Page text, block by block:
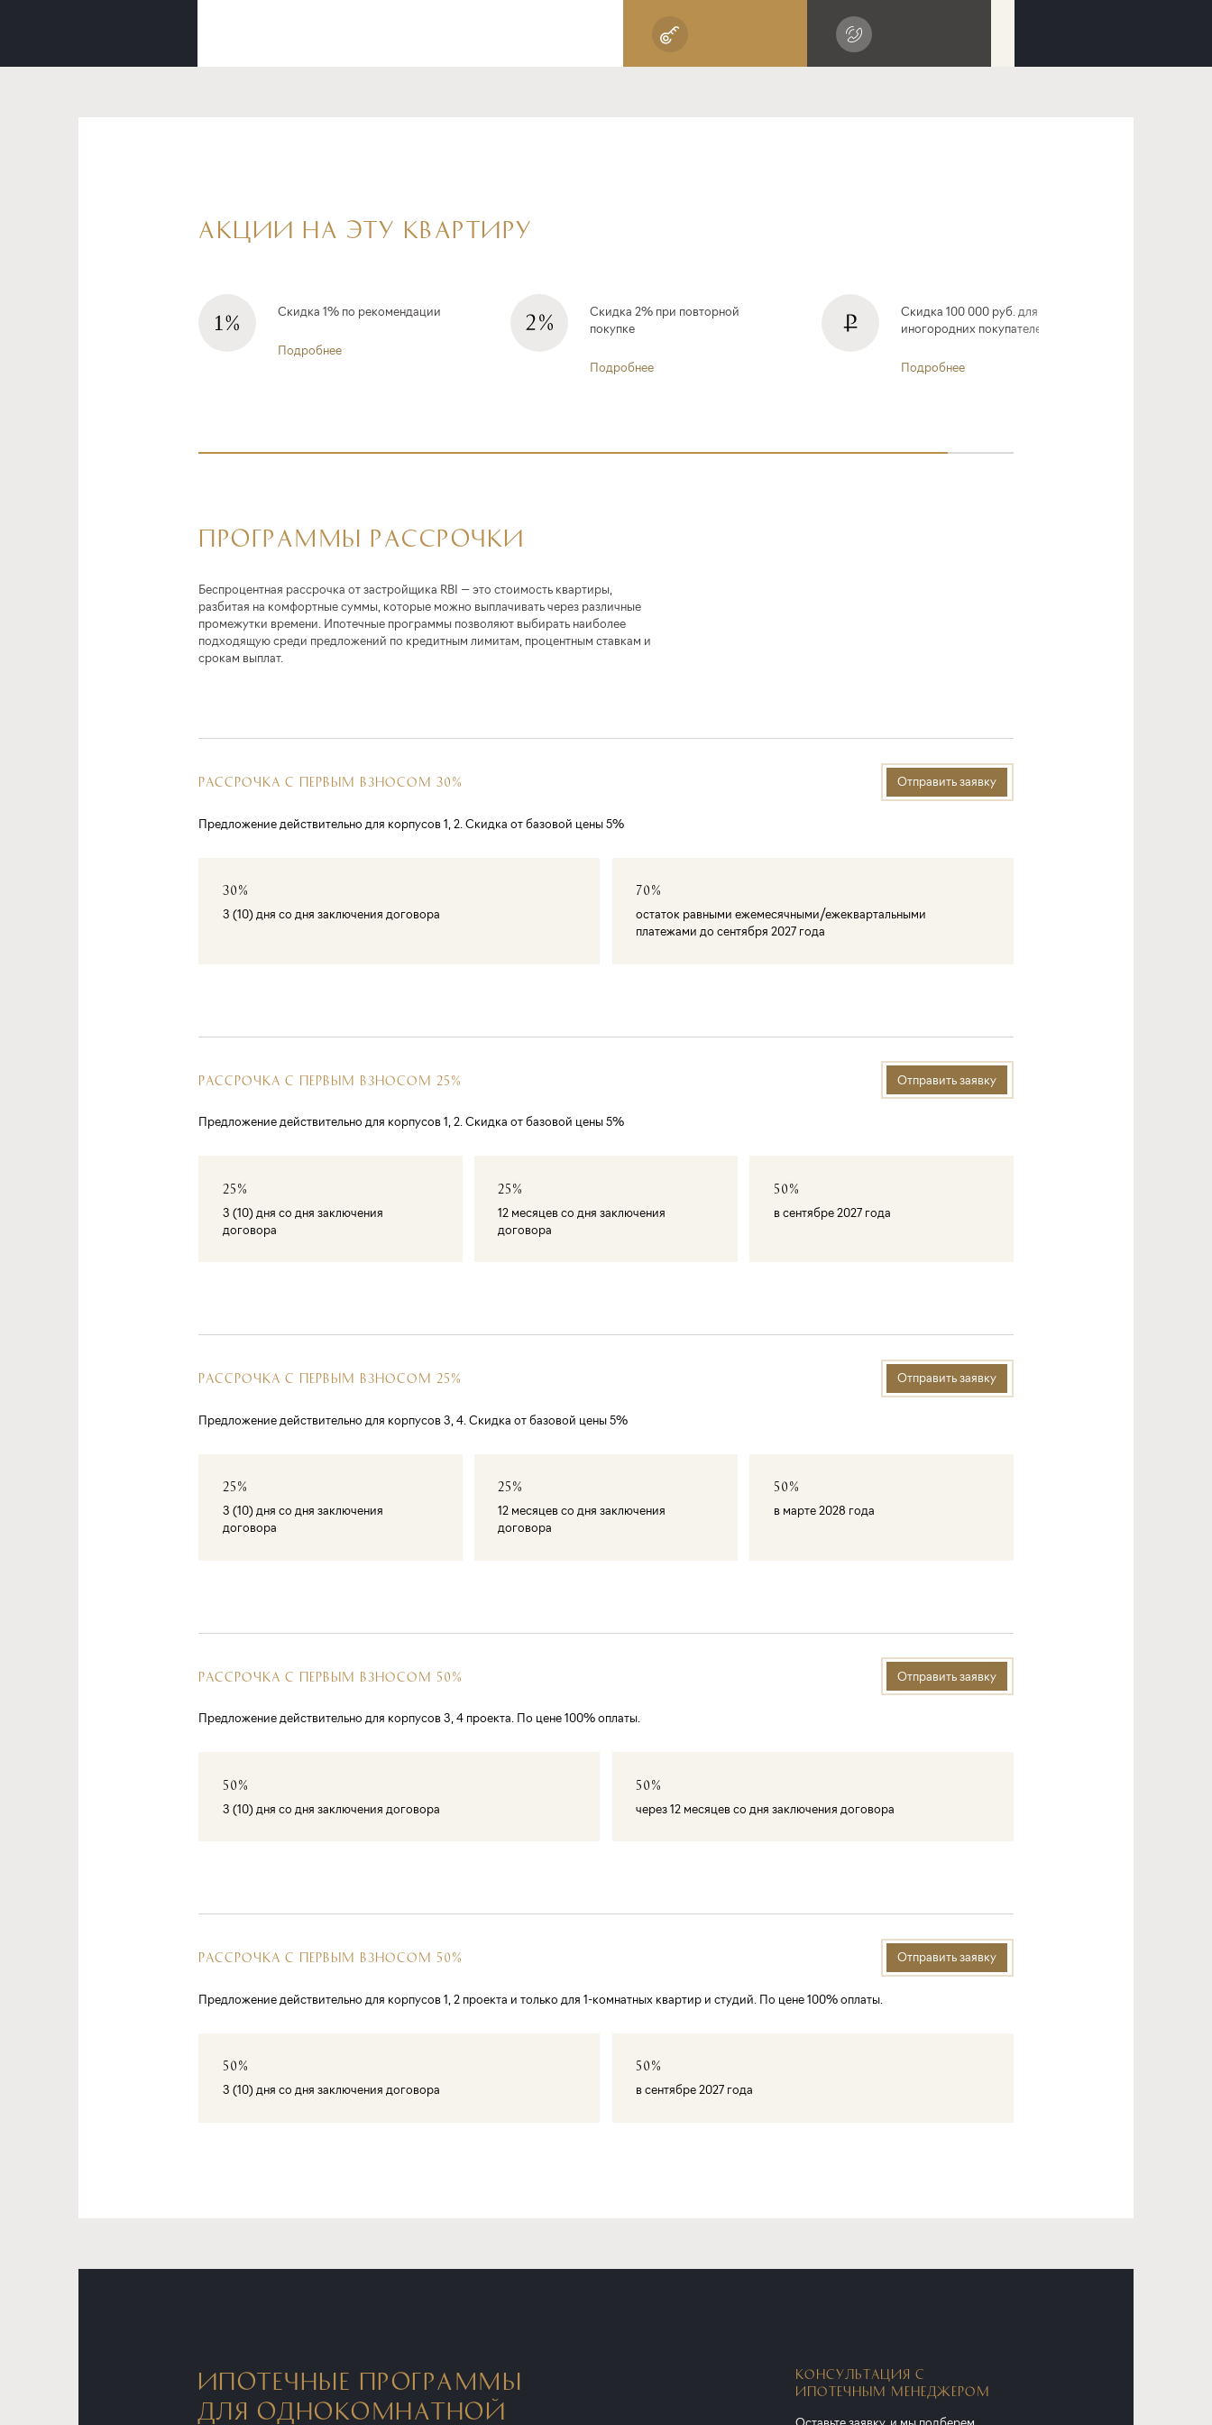
АКЦИИ НА ЭТУ КВАРТИРУ
Скидка 1% по рекомендации
Подробнее
Скидка 2% при повторной
покупке
Подробнее
Скидка 100 000 руб. для
иногородних покупателей
Подробнее
ПРОГРАММЫ РАССРОЧКИ
Беспроцентная рассрочка от застройщика RBI — это стоимость квартиры,
разбитая на комфортные суммы, которые можно выплачивать через различные
промежутки времени. Ипотечные программы позволяют выбирать наиболее
подходящую среди предложений по кредитным лимитам, процентным ставкам и
срокам выплат.
РАССРОЧКА С ПЕРВЫМ ВЗНОСОМ 30%
Предложение действительно для корпусов 1, 2. Скидка от базовой цены 5%
Отправить заявку
30%
3 (10) дня со дня заключения договора
70%
остаток равными ежемесячными/ежеквартальными
платежами до сентября 2027 года
РАССРОЧКА С ПЕРВЫМ ВЗНОСОМ 25%
Предложение действительно для корпусов 1, 2. Скидка от базовой цены 5%
Отправить заявку
25%
3 (10) дня со дня заключения
договора
25%
12 месяцев со дня заключения
договора
50%
в сентябре 2027 года
РАССРОЧКА С ПЕРВЫМ ВЗНОСОМ 25%
Предложение действительно для корпусов 3, 4. Скидка от базовой цены 5%
Отправить заявку
25%
3 (10) дня со дня заключения
договора
25%
12 месяцев со дня заключения
договора
50%
в марте 2028 года
РАССРОЧКА С ПЕРВЫМ ВЗНОСОМ 50%
Предложение действительно для корпусов 3, 4 проекта. По цене 100% оплаты.
Отправить заявку
50%
3 (10) дня со дня заключения договора
50%
через 12 месяцев со дня заключения договора
РАССРОЧКА С ПЕРВЫМ ВЗНОСОМ 50%
Предложение действительно для корпусов 1, 2 проекта и только для 1-комнатных квартир и студий. По цене 100% оплаты.
Отправить заявку
50%
3 (10) дня со дня заключения договора
50%
в сентябре 2027 года
ИПОТЕЧНЫЕ ПРОГРАММЫ
ДЛЯ ОДНОКОМНАТНОЙ
КОНСУЛЬТАЦИЯ С
ИПОТЕЧНЫМ МЕНЕДЖЕРОМ